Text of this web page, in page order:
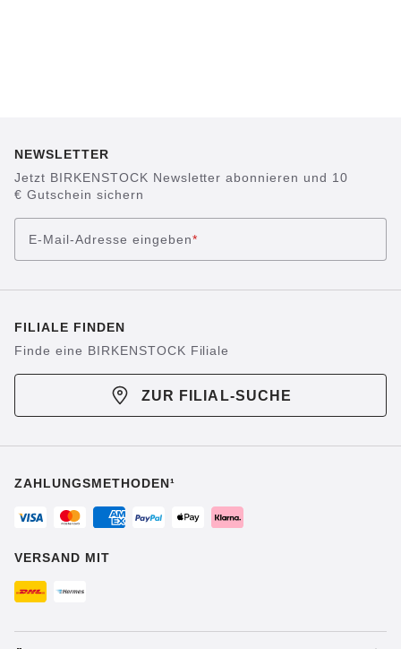
NEWSLETTER
Jetzt BIRKENSTOCK Newsletter abonnieren und 10
€ Gutschein sichern
E-Mail-Adresse eingeben*
FILIALE FINDEN
Finde eine BIRKENSTOCK Filiale
ZUR FILIAL-SUCHE
ZAHLUNGSMETHODEN¹
VERSAND MIT